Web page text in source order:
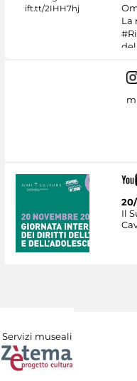
La
20/
Il
Servizi museali